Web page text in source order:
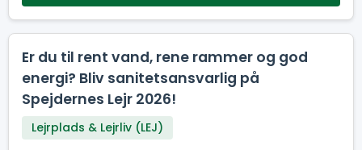
Er du til rent vand, rene rammer og god
energi? Bliv sanitetsansvarlig på
Spejdernes Lejr 2026!
Lejrplads & Lejrliv (LEJ)